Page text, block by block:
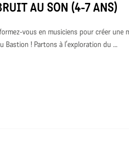
AU SON (4-7 ANS)
vous en musiciens pour créer une
! Partons à l’exploration du ...